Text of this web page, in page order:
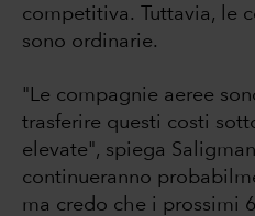
competitiva. Tuttavia, le
sono ordinarie.
"Le compagnie aeree
trasferire questi costi
elevate", spiega
continueranno
ma credo che i prossimi